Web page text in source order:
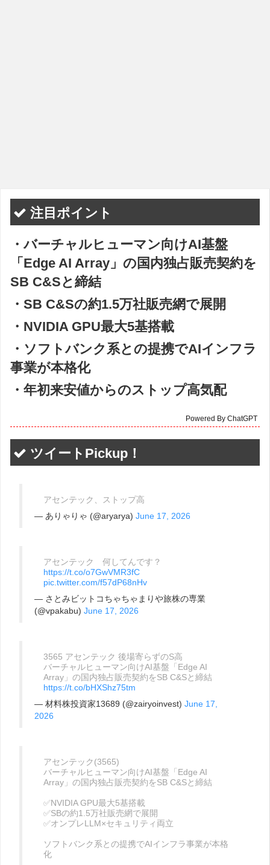
注目ポイント
・バーチャルヒューマン向けAI基盤
「Edge AI Array」の国内独占販売契約を
SB C&Sと締結
・SB C&Sの約1.5万社販売網で展開
・NVIDIA GPU最大5基搭載
・ソフトバンク系との提携でAIインフラ
事業が本格化
・年初来安値からのストップ高気配
Powered By ChatGPT
ツイートPickup！
アセンテック、ストップ高
— ありゃりゃ (@aryarya) June 17, 2026
アセンテック 何してんです？
https://t.co/o7GwVMR3fC
pic.twitter.com/f57dP68nHv
— さとみビットコちゃちゃまりや旅株の専業
(@vpakabu) June 17, 2026
3565 アセンテック 後場寄らずのS高
バーチャルヒューマン向けAI基盤「Edge AI
Array」の国内独占販売契約をSB C&Sと締結
https://t.co/bHXShz75tm
— 材料株投資家13689 (@zairyoinvest) June 17,
2026
アセンテック(3565)
バーチャルヒューマン向けAI基盤「Edge AI
Array」の国内独占販売契約をSB C&Sと締結
✅NVIDIA GPU最大5基搭載
✅SBの約1.5万社販売網で展開
✅オンプレLLM×セキュリティ両立
ソフトバンク系との提携でAIインフラ事業が本格
化